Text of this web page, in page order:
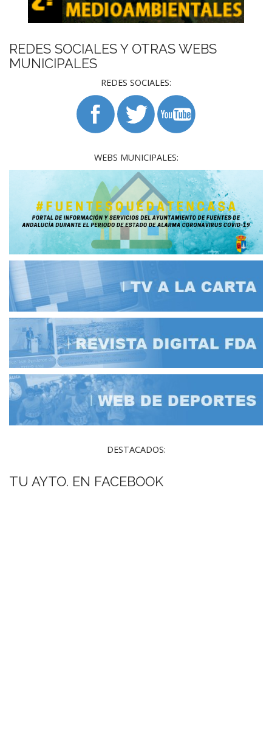
REDES SOCIALES Y OTRAS WEBS
MUNICIPALES
REDES SOCIALES:
WEBS MUNICIPALES:
DESTACADOS:
TU AYTO. EN FACEBOOK